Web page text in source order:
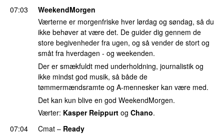
07:03
WeekendMorgen
Værterne er morgenfriske hver lørdag og søndag, så du
ikke behøver at være det. De guider dig gennem de
store begivenheder fra ugen, og så vender de stort og
småt fra hverdagen - og weekenden.
Der er smækfuldt med underholdning, journalistik og
ikke mindst god musik, så både de
tømmermændsramte og A-mennesker kan være med.
Det kan kun blive en god WeekendMorgen.
Værter: Kasper Reippurt og Chano.
07:04
Cmat – Ready